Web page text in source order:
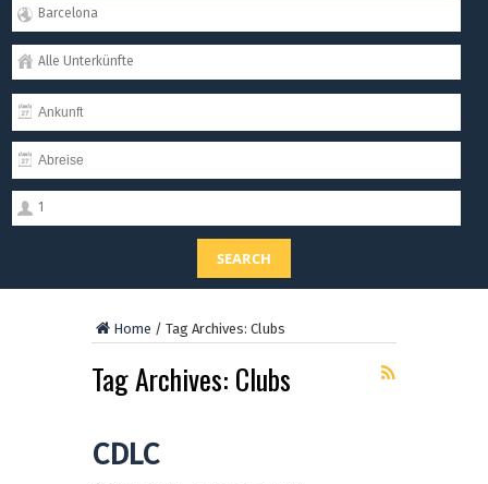
Barcelona
Alle Unterkünfte
1
SEARCH
Home / Tag Archives: Clubs
Tag Archives: Clubs
CDLC